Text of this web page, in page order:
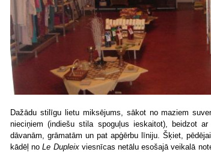
Dažādu stilīgu lietu miksējums, sākot no maziem
nieciņiem (indiešu stila spoguļus ieskaitot), beidzot
dāvanām, grāmatām un pat apģērbu līniju. Šķiet,
kādēļ noLe Dupleix viesnīcas netālu esošajā veikalā